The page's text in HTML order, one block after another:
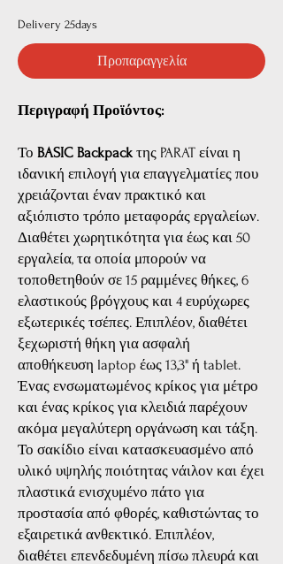
Delivery 25days
Προπαραγγελία
Περιγραφή Προϊόντος:
Το BASIC Backpack της PARAT είναι η
ιδανική επιλογή για επαγγελματίες που
χρειάζονται έναν πρακτικό και
αξιόπιστο τρόπο μεταφοράς εργαλείων.
Διαθέτει χωρητικότητα για έως και 50
εργαλεία, τα οποία μπορούν να
τοποθετηθούν σε 15 ραμμένες θήκες, 6
ελαστικούς βρόγχους και 4 ευρύχωρες
εξωτερικές τσέπες. Επιπλέον, διαθέτει
ξεχωριστή θήκη για ασφαλή
αποθήκευση laptop έως 13,3" ή tablet.
Ένας ενσωματωμένος κρίκος για μέτρο
και ένας κρίκος για κλειδιά παρέχουν
ακόμα μεγαλύτερη οργάνωση και τάξη.
Το σακίδιο είναι κατασκευασμένο από
υλικό υψηλής ποιότητας νάιλον και έχει
πλαστικά ενισχυμένο πάτο για
προστασία από φθορές, καθιστώντας το
εξαιρετικά ανθεκτικό. Επιπλέον,
διαθέτει επενδεδυμένη πίσω πλευρά και